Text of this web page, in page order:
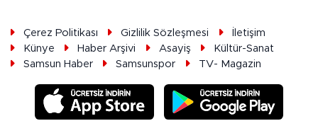
Çerez Politikası Gizlilik Sözleşmesi
İletişim
Künye
Haber Arşivi Asayiş
Kültür-Sanat
Samsun Haber
Samsunspor TV- Magazin